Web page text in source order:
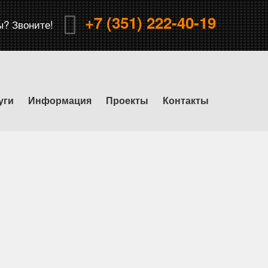
Звоните! +7 (351) 222-40-19
Информация Проекты Контакты